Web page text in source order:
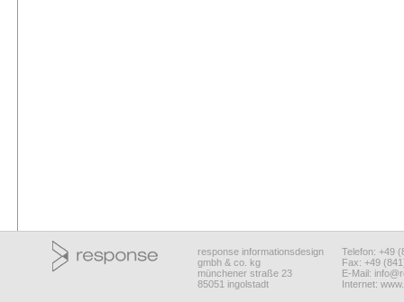
response informationsdesign
gmbh & co. kg
münchener straße 23
85051 ingolstadt
Telefon: +49
Fax: +49
E-Mail:
Internet: